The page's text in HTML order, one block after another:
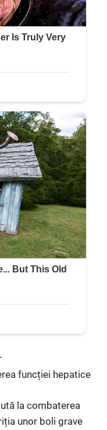
funcției hepatice
la combaterea
unor boli grave